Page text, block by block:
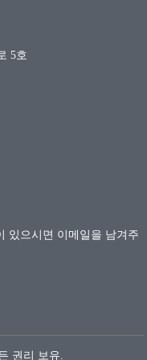
5호
있으시면 이메일을 남겨주
권리 보유.